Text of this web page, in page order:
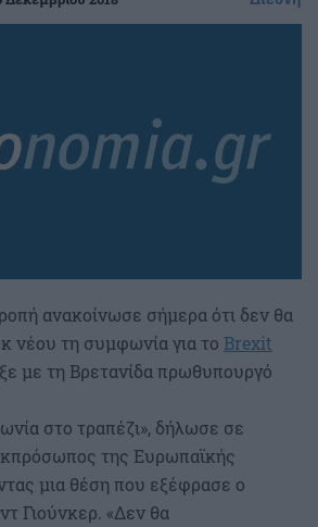
ανακοίνωσε σήμερα ότι δεν θα
νέου τη συμφωνία για το Brexit
με τη Βρετανίδα πρωθυπουργό
στο τραπέζι», δήλωσε σε
της Ευρωπαϊκής
μια θέση που εξέφρασε ο
Γιούνκερ. «Δεν θα